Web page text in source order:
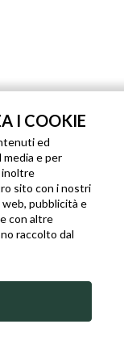
I COOKIE
ed
e per
inoltre
sito con i nostri
pubblicità e
con altre
raccolto dal